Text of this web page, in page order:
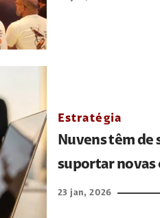
Estratégia
Nuvens têm de
suportar novas
23 jan, 2026